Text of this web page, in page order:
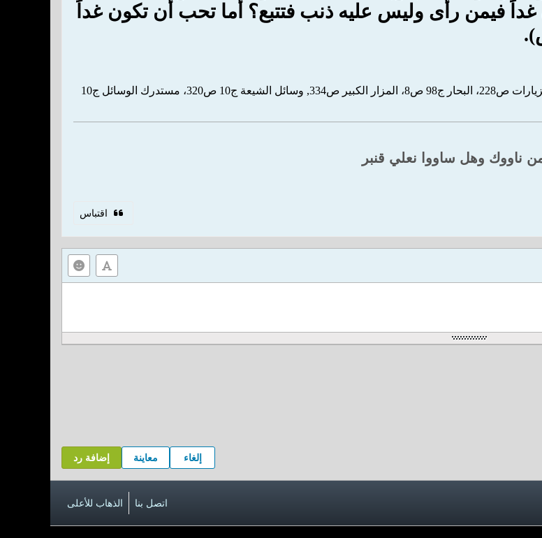
غداً فيمن رأى وليس عليه ذنب فتتبع؟ أما تحب أن تكون غداً
ثواب الأعمال ص94، الكافي ج4 ص582، كامل الزيارات ص228، البحار ج98 ص8، المزار الكبير ص334, وسائل الشيعة ج10 ص320، مستدرك الوسائل ج10
ناووك وهل ساووا نعلي قنبر
اقتباس
إضافة رد معاينة إلغاء
اتصل بنا الذهاب للأعلى